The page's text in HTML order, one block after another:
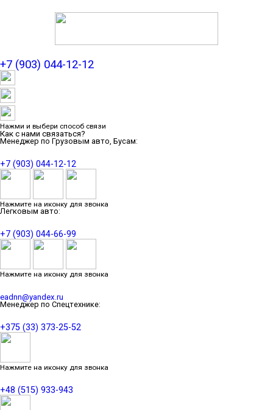
+7 (903) 044-12-12
Нажми и выбери способ связи
Как с нами связаться?
Менеджер по Грузовым авто, Бусам:
+7 (903) 044-12-12
Нажмите на иконку для звонка
Легковым авто:
+7 (903) 044-66-99
Нажмите на иконку для звонка
eadnn@yandex.ru
Менеджер по Спецтехнике:
+375 (33) 373-25-52
Нажмите на иконку для звонка
+48 (515) 933-943